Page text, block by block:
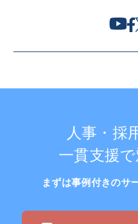
人事・採
一貫支援で
まずは事例付きのサ